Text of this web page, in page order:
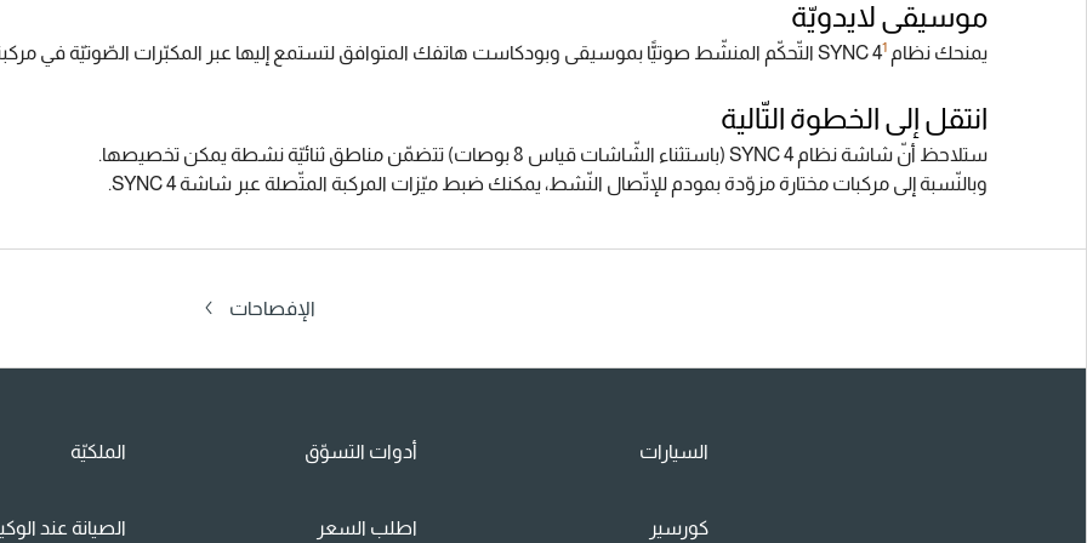
موسيقى لايدويّة
يمنحك نظام SYNC 4 1 التّحكّم المنشّط صوتيًّا بموسيقى وبودكاست هاتفك المتوافق لتستمع إليها عبر المكبّرات الصّوتيّة في
انتقل إلى الخطوة التّالية
ستلاحظ أنّ شاشة نظام SYNC 4 (باستثناء الشّاشات قياس 8 بوصات) تتضمّن مناطق ثنائيّة نشطة يمكن تخصيصها.
وبالنّسبة إلى مركبات مختارة مزوّدة بمودم للإتّصال النّشط، يمكنك ضبط ميّزات المركبة المتّصلة عبر شاشة SYNC 4.
الإفصاحات
السيارات
كورسير
أدوات التسوّق
اطلب السعر
الملكيّة
الصيانة عند